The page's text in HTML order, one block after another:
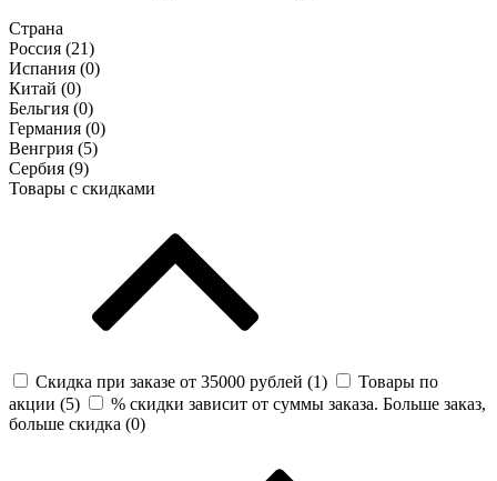
Страна
Россия (21)
Испания (0)
Китай (0)
Бельгия (0)
Германия (0)
Венгрия (5)
Сербия (9)
Товары с скидками
Скидка при заказе от 35000 рублей (1)
Товары по
акции (5)
% скидки зависит от суммы заказа. Больше заказ,
больше скидка (0)